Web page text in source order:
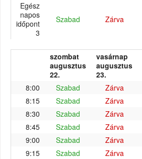
Egész
napos
időpont
3
Szabad Zárva
szombat
augusztus
22.
vasárnap
augusztus
23.
8:00
Szabad Zárva
8:15
Szabad Zárva
8:30
Szabad Zárva
8:45
Szabad Zárva
9:00
Szabad Zárva
9:15
Szabad Zárva